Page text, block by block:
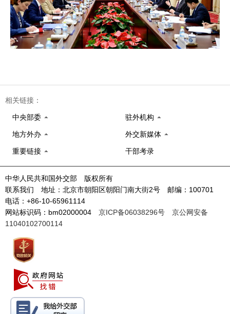
相关链接：
中央部委 驻外机构
地方外办 外交新媒体
重要链接 干部考录
中华人民共和国外交部 版权所有
联系我们 地址：北京市朝阳区朝阳门南大街2号 邮编：100701
电话：+86-10-65961114
网站标识码：bm02000004 京ICP备06038296号
京公网安备
11040102700114